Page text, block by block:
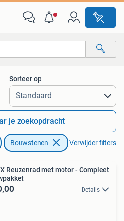
Sorteer op
je zoekopdracht
Bouwstenen Verwijder filters
Reuzenrad met motor - Compleet
Details